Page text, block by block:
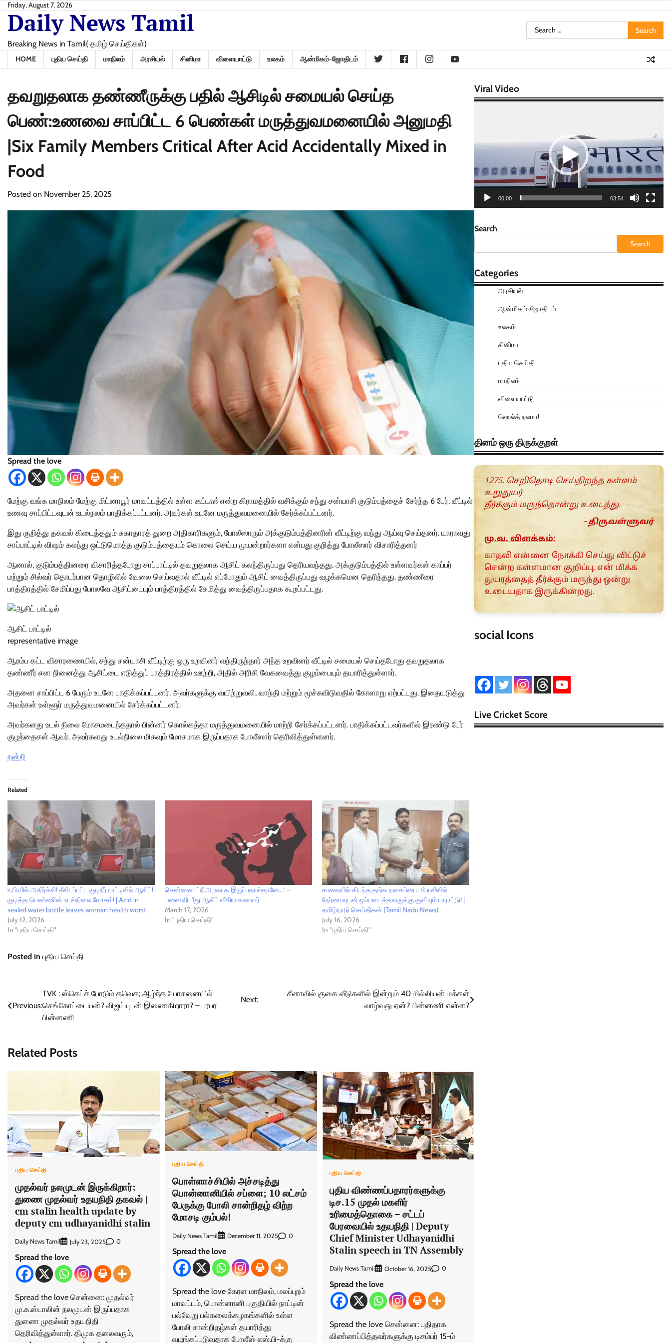
Skip
content
Friday, August 7, 2026
Daily News Tamil
Breaking News in Tamil( தமிழ் செய்திகள்)
Search
for:
HOME புதிய செய்தி மாநிலம் அரசியல் சினிமா விளையாட்டு உலகம் ஆன்மிகம்-ஜோதிடம்
தவறுதலாக தண்ணீருக்கு பதில் ஆசிடில் சமையல் செய்த
பெண்:உணவை சாப்பிட்ட 6 பெண்கள் மருத்துவமனையில் அனுமதி
|Six Family Members Critical After Acid Accidentally Mixed in
Food
Posted on November 25, 2025
Spread the love
மேற்கு வங்க மாநிலம் மேற்கு மிட்னாபூர் மாவட்டத்தில் உள்ள கட்டால்என்ற கிராமத்தில் வசிக்கும் சந்து சன்யாசி குடும்பத்தைச் சேர்ந்த 6 பேர், வீட்டில்
உணவு சாப்பிட்டவுடன் உடல்நலம் பாதிக்கப்பட்டனர். அவர்கள் உடனே மருத்துவமனையில் சேர்க்கப்பட்டனர்.
இது குறித்து தகவல் கிடைத்ததும் சுகாதாரத் துறை அதிகாரிகளும், போலீஸாரும் அக்குடும்பத்தினரின் வீட்டிற்கு வந்து ஆய்வு செய்தனர். யாராவது
சாப்பாட்டில் விஷம் கலந்து ஒட்டுமொத்த குடும்பத்தையும் கொலை செய்ய முயன்றார்களா என்பது குறித்து போலீஸார் விசாரித்தனர்
ஆனால், குடும்பத்தினரை விசாரித்தபோது சாப்பாட்டில் தவறுதலாக ஆசிட் கலந்திருப்பது தெரியவந்தது. அக்குடும்பத்தில் உள்ளவர்கள் காப்பர்
மற்றும் சில்வர் தொடர்பான தொழிலில் வேலை செய்வதால் வீட்டில் எப்போதும் ஆசிட் வைத்திருப்பது வழக்கமென தெரிந்தது. தண்ணீரை
பாத்திரத்தில் சேமிப்பது போலவே ஆசிட்டையும் பாத்திரத்தில் சேமித்து வைத்திருப்பதாக கூறப்பட்டது.
ஆசிட் பாட்டில்
representative image
ஆரம்ப கட்ட விசாரணையில், சந்து சன்யாசி வீட்டிற்கு ஒரு உறவினர் வந்திருந்தார் அந்த உறவினர் வீட்டில் சமையல் செய்தபோது தவறுதலாக
தண்ணீர் என நினைத்து ஆசிட்டை எடுத்துப் பாத்திரத்தில் ஊற்றி, அதில் அரிசி வேகவைத்து குழம்பையும் தயாரித்துள்ளார்.
அதனை சாப்பிட்ட 6 பேரும் உடனே பாதிக்கப்பட்டனர். அவர்களுக்கு வயிற்றுவலி, வாந்தி மற்றும் மூச்சுவிடுவதில் கோளாறு ஏற்பட்டது. இதையடுத்து
அவர்கள் உள்ளூர் மருத்துவமனையில் சேர்க்கப்பட்டனர்.
அவர்களது உடல் நிலை மோசமடைந்ததால் பின்னர் கொல்கத்தா மருத்துவமனையில் மாற்றி சேர்க்கப்பட்டனர். பாதிக்கப்பட்டவர்களில் இரண்டு பேர்
குழந்தைகள் ஆவர். அவர்களது உடல்நிலை மிகவும் மோசமாக இருப்பதாக போலீஸார் தெரிவித்துள்ளனர்.
நன்றி
Related
உ.பி.யில் அதிர்ச்சி! சீலிடப்பட்ட குடிநீர் பாட்டிலில் ஆசிட்!
குடித்த பெண்ணின் உடல்நிலை மோசம்! | Acid in
sealed water bottle leaves woman health worst
July 12, 2026
In "புதிய செய்தி"
சென்னை: `நீ அழகாக இருப்பதால்தானே…’ –
மனைவி மீது ஆசிட் வீசிய கணவர்
March 17, 2026
In "புதிய செய்தி"
சாலையில் கிடந்த தங்க நகைப்பை.. போலீஸில்
நேர்மையுடன் ஒப்படைத்தவருக்கு குவியும் பாராட்டு! |
தமிழ்நாடு செய்திகள் (Tamil Nadu News)
July 16, 2026
In "புதிய செய்தி"
Posted in புதிய செய்தி
navigation
Previous:
TVK : ஸ்கெட்ச் போடும் தவெக; ஆழ்ந்த யோசனையில்
செங்கோட்டையன்? விஜய்யுடன் இணைகிறாரா? – பரபர
பின்னணி
Next:
சீனாவில் குகை வீடுகளில் இன்றும் 40 மில்லியன் மக்கள்
வாழ்வது ஏன்? பின்னணி என்ன?
Related Posts
புதிய செய்தி
முதல்வர் நலமுடன் இருக்கிறார்:
துணை முதல்வர் உதயநிதி தகவல் |
cm stalin health update by
deputy cm udhayanidhi stalin
Daily News Tamil July 23, 2025 0
Spread the love
Spread the love சென்னை: முதல்வர்
மு.க.ஸ்டாலின் நலமுடன் இருப்பதாக
துணை முதல்வர் உதயநிதி
தெரிவித்துள்ளார். திமுக தலைவரும்,
புதிய செய்தி
பொள்ளாச்சியில் அச்சடித்து
பொன்னானியில் சப்ளை; 10 லட்சம்
பேருக்கு போலி சான்றிதழ் விற்ற
மோசடி கும்பல்!
Daily News Tamil December 11, 2025 0
Spread the love
Spread the love கேரள மாநிலம், மலப்புறம்
மாவட்டம், பொன்னானி பகுதியில் நாட்டின்
பல்வேறு பல்கலைக்கழகங்களில் உள்ள
போலி சான்றிதழ்கள் தயாரித்து
வழங்கப்படுவதாக போலீஸ் எஸ்.பி-க்கு
புதிய செய்தி
புதிய விண்ணப்பதாரர்களுக்கு
டிச.15 முதல் மகளிர்
உரிமைத்தொகை – சட்டப்
பேரவையில் உதயநிதி | Deputy
Chief Minister Udhayanidhi
Stalin speech in TN Assembly
Daily News Tamil October 16, 2025 0
Spread the love
Spread the love சென்னை: புதிதாக
விண்ணப்பித்தவர்களுக்கு டிசம்பர் 15-ம்
Viral Video
00:00 03:54
Search
Search
Categories
அரசியல்
ஆன்மிகம்-ஜோதிடம்
உலகம்
சினிமா
புதிய செய்தி
மாநிலம்
விளையாட்டு
ஹெல்த் நலமா!
தினம் ஒரு திருக்குறள்
1275. செறிதொடி செய்திறந்த கள்ளம்
உறுதுயர்
தீர்க்கும் மருந்தொன்று உடைத்து.
- திருவள்ளுவர்
மு.வ. விளக்கம்:
காதலி என்னை நோக்கி செய்து விட்டுச்
சென்ற கள்ளமான குறிப்பு, என் மிக்க
துயரத்தைத் தீர்க்கும் மருந்து ஒன்று
உடையதாக இருக்கின்றது.
social Icons
Live Cricket Score